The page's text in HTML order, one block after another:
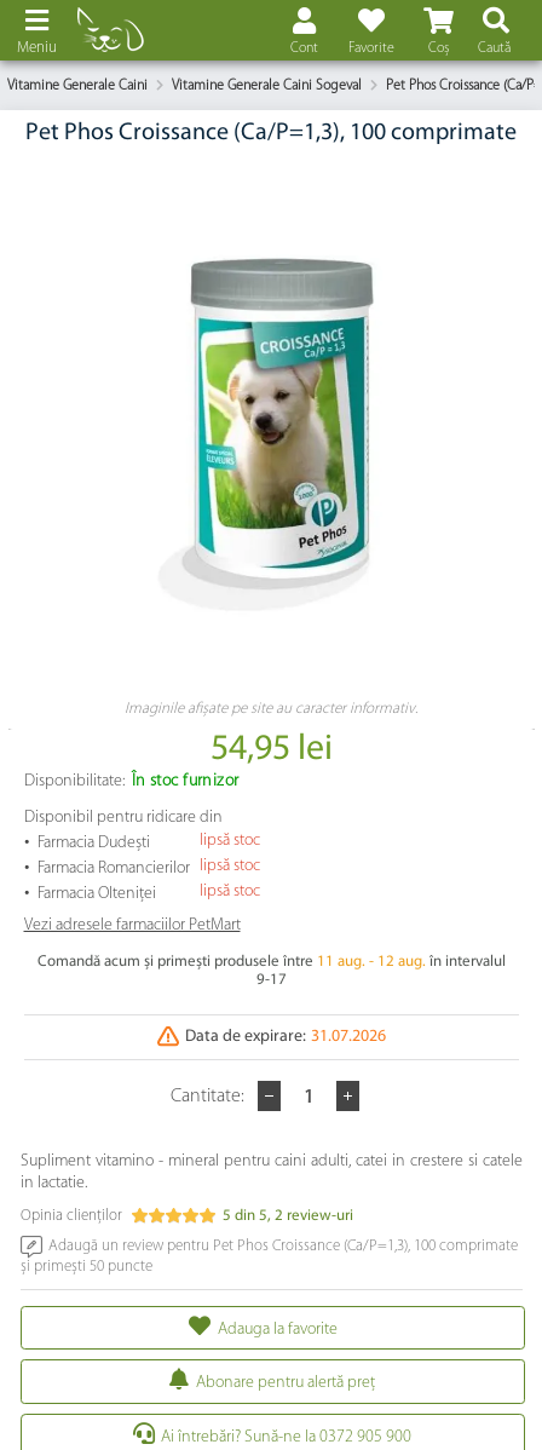
Coș
Favorite
Cont Caută
Meniu
Vitamine Generale Caini Vitamine Generale Caini Sogeval Pet Phos Croissance (Ca/
Pet Phos Croissance (Ca/P=1,3), 100 comprimate
Imaginile afișate pe site au caracter informativ.
54,95 lei
Disponibilitate:
În stoc furnizor
Disponibil pentru ridicare din
• Farmacia Dudești lipsă stoc
• Farmacia Romancierilor lipsă stoc
• Farmacia Olteniței
lipsă stoc
Vezi adresele farmaciilor PetMart
Comandă acum și primești produsele între 11 aug. - 12 aug. în intervalul
9-17
Data de expirare: 31.07.2026
Cantitate:
Supliment vitamino - mineral pentru caini adulti, catei in crestere si catele
in lactatie.
Opinia clienților 5 din 5, 2 review-uri
Adaugă un review pentru Pet Phos Croissance (Ca/P=1,3), 100 comprimate
și primești 50 puncte
Adauga la favorite
Abonare pentru alertă preţ
Ai întrebări? Sună-ne la 0372 905 900